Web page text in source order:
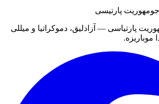
جومهوریت پارتیسی
پارتیاسی — آزادلیق، دموکراتیا و میللی
موباریزه.